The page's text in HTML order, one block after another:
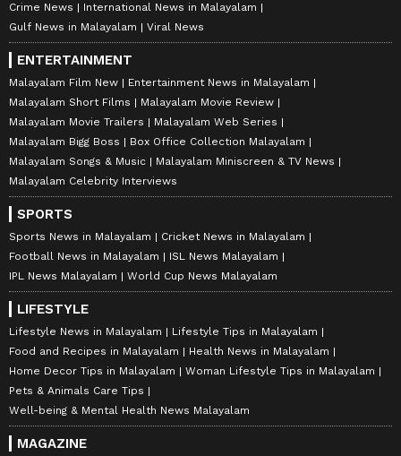
Crime News
International News in Malayalam
Gulf News in Malayalam
Viral News
ENTERTAINMENT
Malayalam Film New
Entertainment News in Malayalam
Malayalam Short Films
Malayalam Movie Review
Malayalam Movie Trailers
Malayalam Web Series
Malayalam Bigg Boss
Box Office Collection Malayalam
Malayalam Songs & Music
Malayalam Miniscreen & TV News
Malayalam Celebrity Interviews
SPORTS
Sports News in Malayalam
Cricket News in Malayalam
Football News in Malayalam
ISL News Malayalam
IPL News Malayalam
World Cup News Malayalam
LIFESTYLE
Lifestyle News in Malayalam
Lifestyle Tips in Malayalam
Food and Recipes in Malayalam
Health News in Malayalam
Home Decor Tips in Malayalam
Woman Lifestyle Tips in Malayalam
Pets & Animals Care Tips
Well-being & Mental Health News Malayalam
MAGAZINE